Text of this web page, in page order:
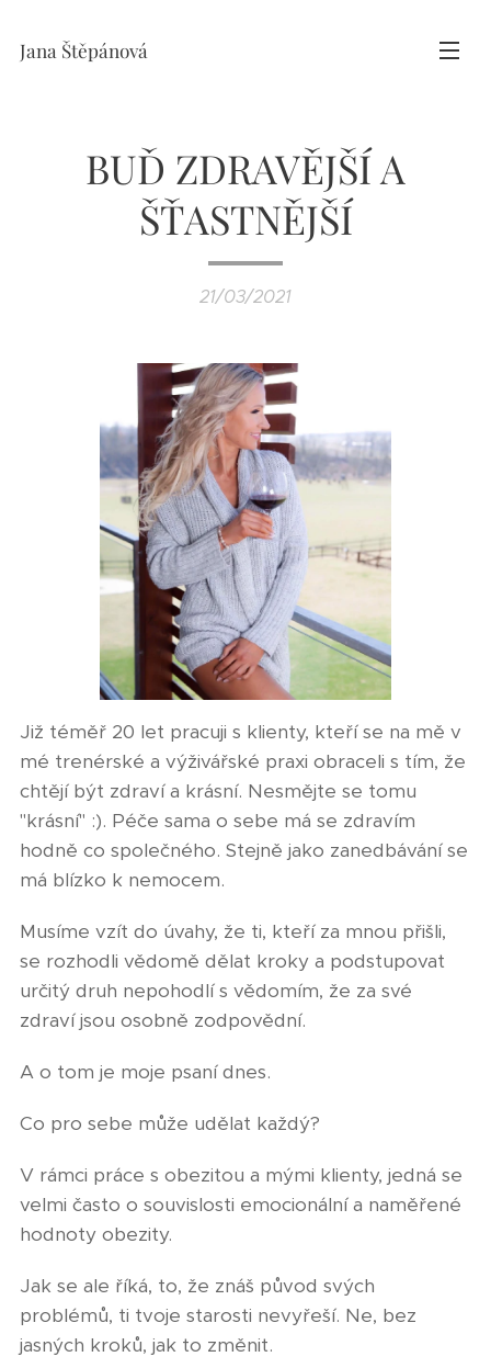
Jana Štěpánová
BUĎ ZDRAVĚJŠÍ A
ŠŤASTNĚJŠÍ
21/03/2021
Již téměř 20 let pracuji s klienty, kteří se na mě v
mé trenérské a výživářské praxi obraceli s tím, že
chtějí být zdraví a krásní. Nesmějte se tomu
"krásní" :). Péče sama o sebe má se zdravím
hodně co společného. Stejně jako zanedbávání se
má blízko k nemocem.
Musíme vzít do úvahy, že ti, kteří za mnou přišli,
se rozhodli vědomě dělat kroky a podstupovat
určitý druh nepohodlí s vědomím, že za své
zdraví jsou osobně zodpovědní.
A o tom je moje psaní dnes.
Co pro sebe může udělat každý?
V rámci práce s obezitou a mými klienty, jedná se
velmi často o souvislosti emocionální a naměřené
hodnoty obezity.
Jak se ale říká, to, že znáš původ svých
problémů, ti tvoje starosti nevyřeší. Ne, bez
jasných kroků, jak to změnit.